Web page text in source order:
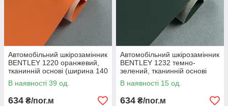
Автомобільний шкірозамінник
BENTLEY 1220 оранжевий,
тканинній основі (ширина 140
см) Туреччина
В наявності 39 од.
634 ₴/пог.м
Автомобільний шкірозамінник
BENTLEY 1232 темно-
зелений, тканинній основі
(ширина 140 см) Туреччина
В наявності 15 од.
634 ₴/пог.м